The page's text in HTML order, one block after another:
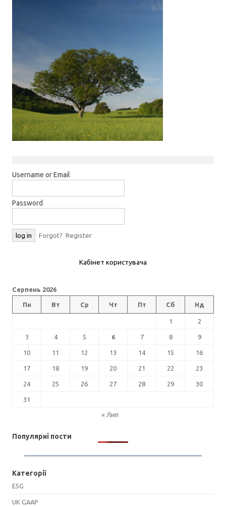
Username or Email
Password
Forgot? Register
Кабінет користувача
Серпень 2026
Пн Вт Ср Чт Пт Сб Нд
1 2
3 4 5 6 7 8 9
10 11 12 13 14 15 16
17 18 19 20 21 22 23
24 25 26 27 28 29 30
31
« Лип
Популярні пости
Категорії
ESG
UK GAAP